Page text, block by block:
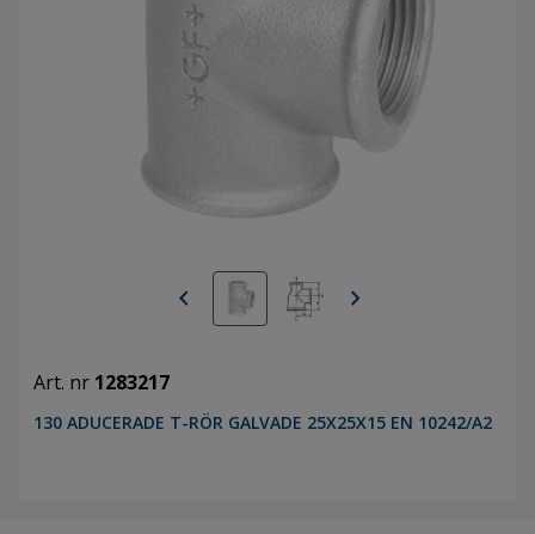
chevron_left chevron_right
Art. nr 1283217
130 ADUCERADE T-RÖR GALVADE 25X25X15 EN 10242/A2